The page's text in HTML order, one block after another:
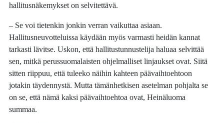
hallitusnäkemykset on selvitettävä.
– Se voi tietenkin jonkin verran vaikuttaa asiaan.
Hallitusneuvotteluissa käydään myös varmasti heidän kannat
tarkasti lävitse. Uskon, että hallitustunnustelija haluaa selvittää
sen, mitkä perussuomalaisten ohjelmalliset linjaukset ovat. Siitä
sitten riippuu, että tuleeko näihin kahteen päävaihtoehtoon
jotakin täydennystä. Mutta tämänhetkisen asetelman pohjalta se
on se, että nämä kaksi päävaihtoehtoa ovat, Heinäluoma
summaa.